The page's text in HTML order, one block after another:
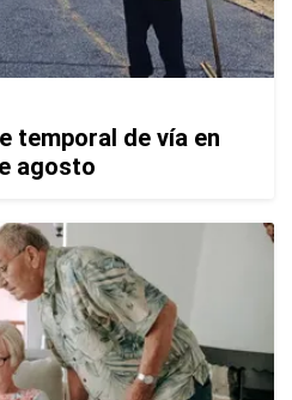
temporal de vía en
agosto